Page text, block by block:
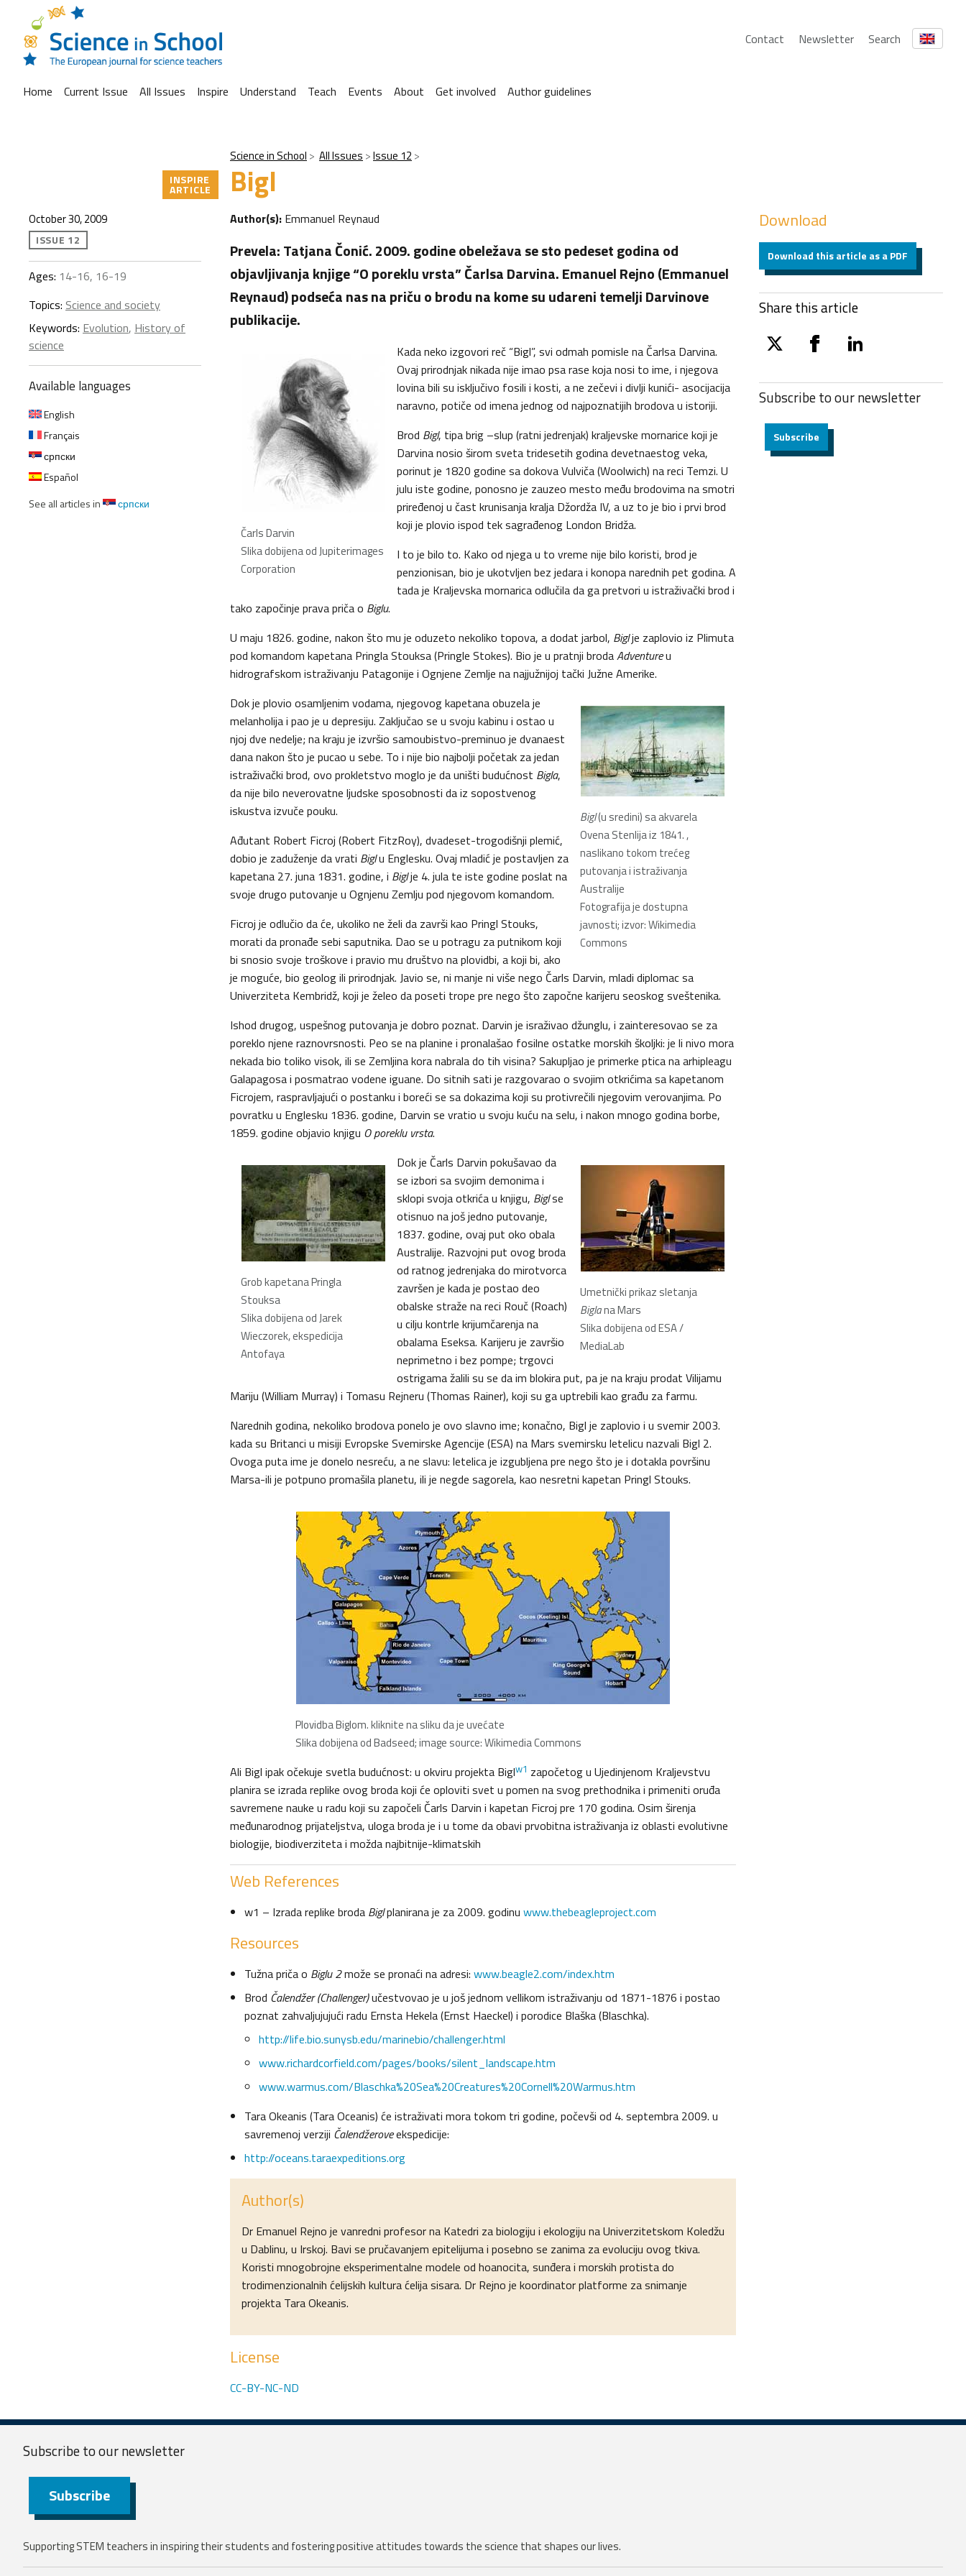
Contact Newsletter Search
Home Current Issue All Issues Inspire Understand Teach Events About Get involved Author guidelines
Science in School All Issues Issue 12
Bigl
INSPIRE
ARTICLE
October 30, 2009
ISSUE 12
Ages: 14-16, 16-19
Topics: Science and society
Keywords: Evolution, History of
science
Available languages
English
Français
српски
Español
See all articles in
српски
Author(s): Emmanuel Reynaud
Prevela: Tatjana Čonić. 2009. godine obeležava se sto pedeset godina od
objavljivanja knjige “O poreklu vrsta” Čarlsa Darvina. Emanuel Rejno (Emmanuel
Reynaud) podseća nas na priču o brodu na kome su udareni temelji Darvinove
publikacije.
Čarls Darvin
Slika dobijena od Jupiterimages
Corporation
Kada neko izgovori reč “Bigl”, svi odmah pomisle na Čarlsa Darvina.
Ovaj prirodnjak nikada nije imao psa rase koja nosi to ime, i njegova
lovina bili su isključivo fosili i kosti, a ne zečevi i divlji kunići- asocijacija
naravno, potiče od imena jednog od najpoznatijih brodova u istoriji.
Brod Bigl, tipa brig –slup (ratni jedrenjak) kraljevske mornarice koji je
Darvina nosio širom sveta tridesetih godina devetnaestog veka,
porinut je 1820 godine sa dokova Vulviča (Woolwich) na reci Temzi. U
julu iste godine, ponosno je zauzeo mesto među brodovima na smotri
priređenoj u čast krunisanja kralja Džordža IV, a uz to je bio i prvi brod
koji je plovio ispod tek sagrađenog London Bridža.
I to je bilo to. Kako od njega u to vreme nije bilo koristi, brod je
penzionisan, bio je ukotvljen bez jedara i konopa narednih pet godina. A
tada je Kraljevska mornarica odlučila da ga pretvori u istraživački brod i
tako započinje prava priča o Biglu.
U maju 1826. godine, nakon što mu je oduzeto nekoliko topova, a dodat jarbol, Biglje zaplovio iz Plimuta
pod komandom kapetana Pringla Stouksa (Pringle Stokes). Bio je u pratnji brodaAdventureu
hidrografskom istraživanju Patagonije i Ognjene Zemlje na najjužnijoj tački Južne Amerike.
Bigl(u sredini) sa akvarela
Ovena Stenlija iz 1841. ,
naslikano tokom trećeg
putovanja i istraživanja
Australije
Fotografija je dostupna
javnosti; izvor: Wikimedia
Commons
Dok je plovio osamljenim vodama, njegovog kapetana obuzela je
melanholija i pao je u depresiju. Zaključao se u svoju kabinu i ostao u
njoj dve nedelje; na kraju je izvršio samoubistvo-preminuo je dvanaest
dana nakon što je pucao u sebe. To i nije bio najbolji početak za jedan
istraživački brod, ovo prokletstvo moglo je da uništi budućnost Bigla,
da nije bilo neverovatne ljudske sposobnosti da iz sopostvenog
iskustva izvuče pouku.
Ađutant Robert Ficroj (Robert FitzRoy), dvadeset-trogodišnji plemić,
dobio je zaduženje da vrati Biglu Englesku. Ovaj mladić je postavljen za
kapetana 27. juna 1831. godine, i Biglje 4. jula te iste godine poslat na
svoje drugo putovanje u Ognjenu Zemlju pod njegovom komandom.
Ficroj je odlučio da će, ukoliko ne želi da završi kao Pringl Stouks,
morati da pronađe sebi saputnika. Dao se u potragu za putnikom koji
bi snosio svoje troškove i pravio mu društvo na plovidbi, a koji bi, ako
je moguće, bio geolog ili prirodnjak. Javio se, ni manje ni više nego Čarls Darvin, mladi diplomac sa
Univerziteta Kembridž, koji je želeo da poseti trope pre nego što započne karijeru seoskog sveštenika.
Ishod drugog, uspešnog putovanja je dobro poznat. Darvin je israživao džunglu, i zainteresovao se za
poreklo njene raznovrsnosti. Peo se na planine i pronalašao fosilne ostatke morskih školjki: je li nivo mora
nekada bio toliko visok, ili se Zemljina kora nabrala do tih visina? Sakupljao je primerke ptica na arhipleagu
Galapagosa i posmatrao vodene iguane. Do sitnih sati je razgovarao o svojim otkrićima sa kapetanom
Ficrojem, raspravljajući o postanku i boreći se sa dokazima koji su protivrečili njegovim verovanjima. Po
povratku u Englesku 1836. godine, Darvin se vratio u svoju kuću na selu, i nakon mnogo godina borbe,
1859. godine objavio knjigu O poreklu vrsta.
Grob kapetana Pringla
Stouksa
Slika dobijena od Jarek
Wieczorek, ekspedicija
Antofaya
Umetnički prikaz sletanja
Biglana Mars
Slika dobijena od ESA /
MediaLab
Dok je Čarls Darvin pokušavao da
se izbori sa svojim demonima i
sklopi svoja otkrića u knjigu, Biglse
otisnuo na još jedno putovanje,
1837. godine, ovaj put oko obala
Australije. Razvojni put ovog broda
od ratnog jedrenjaka do mirotvorca
završen je kada je postao deo
obalske straže na reci Rouč (Roach)
u cilju kontrle krijumčarenja na
obalama Eseksa. Karijeru je završio
neprimetno i bez pompe; trgovci
ostrigama žalili su se da im blokira put, pa je na kraju prodat Vilijamu
Mariju (William Murray) i Tomasu Rejneru (Thomas Rainer), koji su ga uptrebili kao građu za farmu.
Narednih godina, nekoliko brodova ponelo je ovo slavno ime; konačno, Bigl je zaplovio i u svemir 2003.
kada su Britanci u misiji Evropske Svemirske Agencije (ESA) na Mars svemirsku letelicu nazvali Bigl 2.
Ovoga puta ime je donelo nesreću, a ne slavu: letelica je izgubljena pre nego što je i dotakla površinu
Marsa-ili je potpuno promašila planetu, ili je negde sagorela, kao nesretni kapetan Pringl Stouks.
Plovidba Biglom. kliknite na sliku da je uvećate
Slika dobijena od Badseed; image source: Wikimedia Commons
Ali Bigl ipak očekuje svetla budućnost: u okviru projekta Biglw1 započetog u Ujedinjenom Kraljevstvu
planira se izrada replike ovog broda koji će oploviti svet u pomen na svog prethodnika i primeniti oruđa
savremene nauke u radu koji su započeli Čarls Darvin i kapetan Ficroj pre 170 godina. Osim širenja
međunarodnog prijateljstva, uloga broda je i u tome da obavi prvobitna istraživanja iz oblasti evolutivne
biologije, biodiverziteta i možda najbitnije-klimatskih
Web References
w1 – Izrada replike broda Biglplanirana je za 2009. godinu www.thebeagleproject.com
Resources
Tužna priča o Biglu 2može se pronaći na adresi: www.beagle2.com/index.htm
Brod Čalendžer (Challenger)učestvovao je u još jednom vellikom istraživanju od 1871-1876 i postao
poznat zahvaljujujući radu Ernsta Hekela (Ernst Haeckel) i porodice Blaška (Blaschka).
http://life.bio.sunysb.edu/marinebio/challenger.html
www.richardcorfield.com/pages/books/silent_landscape.htm
www.warmus.com/Blaschka%20Sea%20Creatures%20Cornell%20Warmus.htm
Tara Okeanis (Tara Oceanis) će istraživati mora tokom tri godine, počevši od 4. septembra 2009. u
savremenoj verziji Čalendžeroveekspedicije:
http://oceans.taraexpeditions.org
Author(s)
Dr Emanuel Rejno je vanredni profesor na Katedri za biologiju i ekologiju na Univerzitetskom Koledžu
u Dablinu, u Irskoj. Bavi se pručavanjem epitelijuma i posebno se zanima za evoluciju ovog tkiva.
Koristi mnogobrojne eksperimentalne modele od hoanocita, sunđera i morskih protista do
trodimenzionalnih ćelijskih kultura ćelija sisara. Dr Rejno je koordinator platforme za snimanje
projekta Tara Okeanis.
License
CC-BY-NC-ND
Download
Download this article as a PDF
Share this article
twitter facebooklinkedin
Subscribe to ournewsletter
Subscribe
Subscribe to ournewsletter
Subscribe
Supporting STEM teachers in inspiring their students and fostering positive attitudes towards the science that shapes our lives.